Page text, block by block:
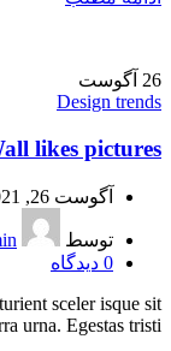
26 آگوست
Design trends
likes pictures
آگوست 26, 2021
توسط
0 دیدگاه
sceler isque sit
urna. Egestas tristi...